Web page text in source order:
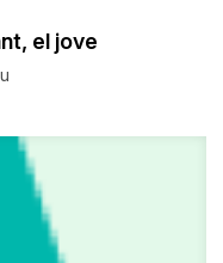
el jove